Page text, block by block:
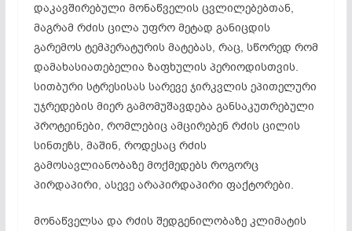
დაკავშირებული მონაწველის ცვლილებებთან,
მაგრამ რძის ცილა უფრო მეტად განიცდის
გარემოს ტემპერატურის მატებას, რაც, სწორედ რომ
დამახასი­ათებელია ზაფხულის პერიოდისთვის.
სითბური სტრესისას სარევე ჯირკვლის ეპითელური
უჯრედების მიერ გამომუშავდება განსაკუთრებული
პროტეინები, რომლებიც ამცირებენ რძის ცილის
სინთეზს, მაშინ, როდესაც რძის
გამოსავლიანობაზე მოქმედებს როგორც
პირდაპირი, ასევე არაპირდაპირი ფაქტორები.
მონაწველსა და რძის შედგენილობაზე კლიმატის